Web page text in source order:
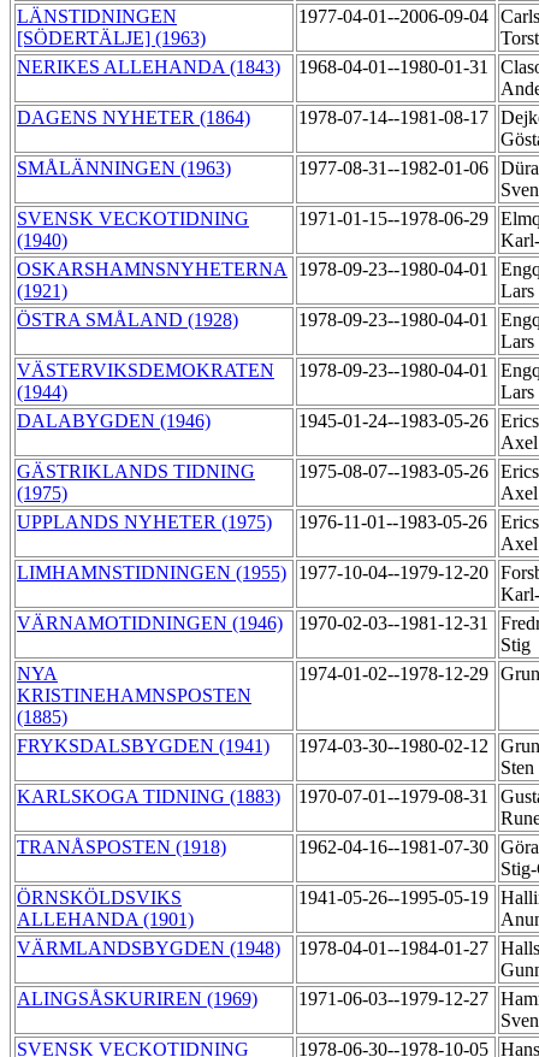
LÄNSTIDNINGEN
[SÖDERTÄLJE] (1963)
1977-04-01--2006-09-04
NERIKES ALLEHANDA (1843)
1968-04-01--1980-01-31
DAGENS NYHETER (1864)
1978-07-14--1981-08-17
SMÅLÄNNINGEN (1963)
1977-08-31--1982-01-06
SVENSK VECKOTIDNING
(1940)
1971-01-15--1978-06-29
OSKARSHAMNSNYHETERNA
(1921)
1978-09-23--1980-04-01
Lars
ÖSTRA SMÅLAND (1928)
1978-09-23--1980-04-01
Lars
VÄSTERVIKSDEMOKRATEN
(1944)
1978-09-23--1980-04-01
Lars
DALABYGDEN (1946)
1945-01-24--1983-05-26
GÄSTRIKLANDS TIDNING
(1975)
1975-08-07--1983-05-26
UPPLANDS NYHETER (1975)
1976-11-01--1983-05-26
LIMHAMNSTIDNINGEN (1955)
1977-10-04--1979-12-20
VÄRNAMOTIDNINGEN (1946)
1970-02-03--1981-12-31
Stig
NYA
KRISTINEHAMNSPOSTEN
(1885)
1974-01-02--1978-12-29
FRYKSDALSBYGDEN (1941) 1974-03-30--1980-02-12
Sten
KARLSKOGA TIDNING (1883)
1970-07-01--1979-08-31
TRANÅSPOSTEN (1918)
1962-04-16--1981-07-30
ÖRNSKÖLDSVIKS
ALLEHANDA (1901)
1941-05-26--1995-05-19
VÄRMLANDSBYGDEN (1948)
1978-04-01--1984-01-27
ALINGSÅSKURIREN (1969)
1971-06-03--1979-12-27
SVENSK VECKOTIDNING
1978-06-30--1978-10-05